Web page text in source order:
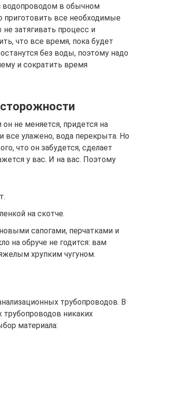
водопроводом в обычном
все необходимые
затягивать процесс и
что все время, пока будет
без воды, поэтому надо
и сократить время
не меняется, придется на
все улажено, вода перекрыта. Но
что он забудется, сделает
у вас. И на вас. Поэтому
на скотче.
сапогами, перчатками и
на обруче не годится: вам
хрупким чугуном.
трубопроводов. В
трубопроводов никаких
материала: